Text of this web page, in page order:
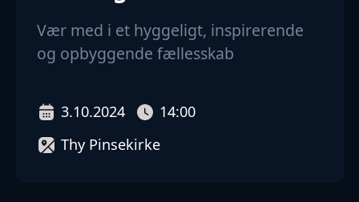
Vær med i et hyggeligt, inspirerende
og opbyggende fællesskab
3.10.2024
14:00
Thy Pinsekirke